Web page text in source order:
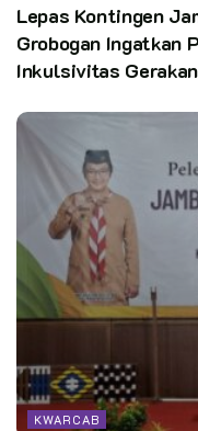
Lepas Kontingen
Grobogan Ingatkan
Inkulsivitas
KWARCAB